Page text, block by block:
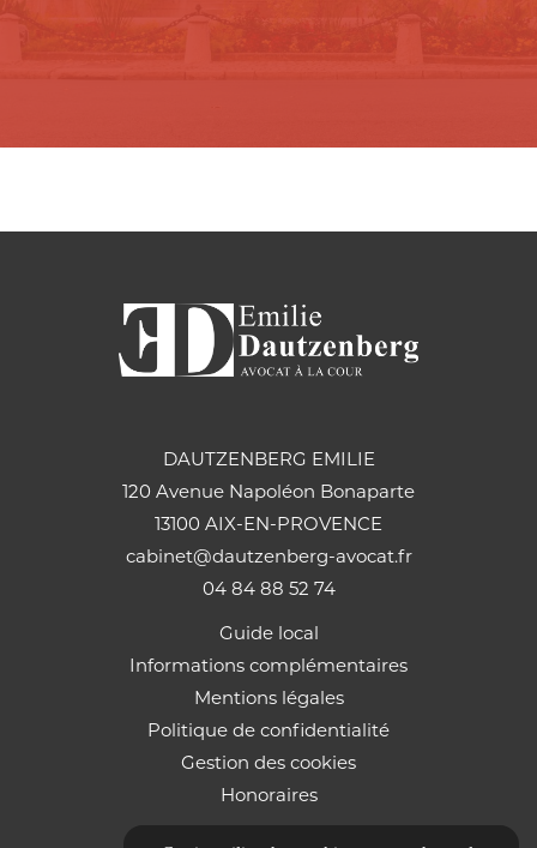
DAUTZENBERG EMILIE
120 Avenue Napoléon Bonaparte
13100 AIX-EN-PROVENCE
cabinet@dautzenberg-avocat.fr
04 84 88 52 74
Guide local
Informations complémentaires
Mentions légales
Politique de confidentialité
Gestion des cookies
Honoraires